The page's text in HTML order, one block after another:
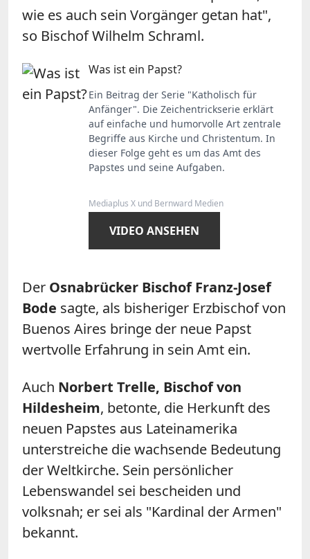
wie es auch sein Vorgänger getan hat",
so Bischof Wilhelm Schraml.
Was ist ein Papst?
Ein Beitrag der Serie "Katholisch für
Anfänger". Die Zeichentrickserie erklärt
auf einfache und humorvolle Art zentrale
Begriffe aus Kirche und Christentum. In
dieser Folge geht es um das Amt des
Papstes und seine Aufgaben.
Mediaplus X und Bernward Medien
VIDEO ANSEHEN
Der Osnabrücker Bischof Franz-Josef
Bode sagte, als bisheriger Erzbischof von
Buenos Aires bringe der neue Papst
wertvolle Erfahrung in sein Amt ein.
Auch Norbert Trelle, Bischof von
Hildesheim, betonte, die Herkunft des
neuen Papstes aus Lateinamerika
unterstreiche die wachsende Bedeutung
der Weltkirche. Sein persönlicher
Lebenswandel sei bescheiden und
volksnah; er sei als "Kardinal der Armen"
bekannt.